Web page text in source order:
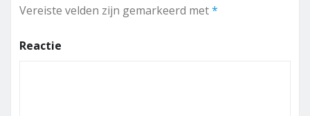
Vereiste velden zijn gemarkeerd met*
Reactie